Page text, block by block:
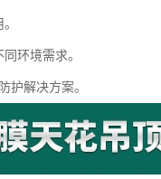
环境需求。
护解决方案。